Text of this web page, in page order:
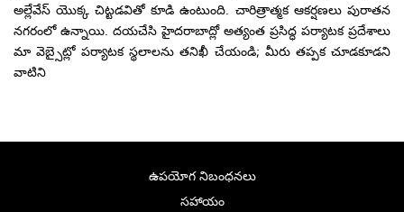
అల్లేవేస్ యొక్క చిట్టడవితో కూడి ఉంటుంది. చారిత్రాత్మక ఆకర్షణలు పురాతన
నగరంలో ఉన్నాయి. దయచేసి హైదరాబాద్లో అత్యంత ప్రసిద్ధ పర్యాటక ప్రదేశాలు
మా వెబ్సైట్లో పర్యాటక స్థలాలను తనిఖీ చేయండి; మీరు తప్పక చూడకూడని
వాటిని
ఉపయోగ నిబంధనలు
సహాయం